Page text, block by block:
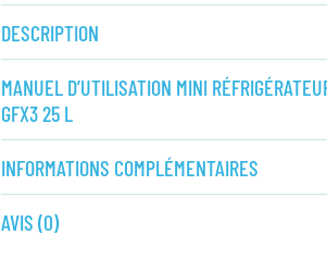
DESCRIPTION
MANUEL D’UTILISATION MINI
GFX3 25 L
INFORMATIONS COMPLÉMENTAIRES
AVIS (0)